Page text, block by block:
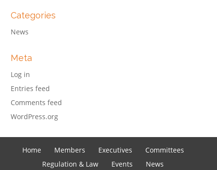
Categories
News
Meta
Log in
Entries feed
Comments feed
WordPress.org
Home Members Executives
Committees
Regulation & Law
Events News